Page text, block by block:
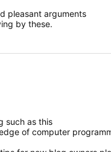
pleasant arguments
by these.
such as this
of computer